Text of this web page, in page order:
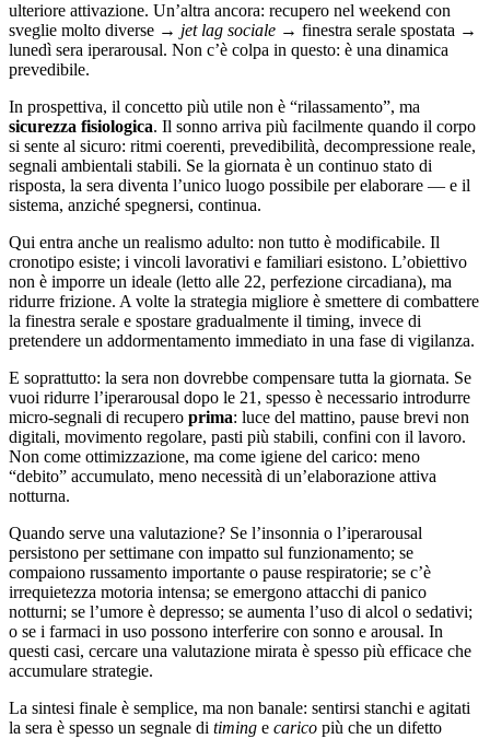
ulteriore attivazione. Un’altra ancora: recupero nel weekend con
sveglie molto diverse → jet lag sociale → finestra serale spostata →
lunedì sera iperarousal. Non c’è colpa in questo: è una dinamica
prevedibile.
In prospettiva, il concetto più utile non è “rilassamento”, ma
sicurezza fisiologica. Il sonno arriva più facilmente quando il corpo
si sente al sicuro: ritmi coerenti, prevedibilità, decompressione reale,
segnali ambientali stabili. Se la giornata è un continuo stato di
risposta, la sera diventa l’unico luogo possibile per elaborare — e il
sistema, anziché spegnersi, continua.
Qui entra anche un realismo adulto: non tutto è modificabile. Il
cronotipo esiste; i vincoli lavorativi e familiari esistono. L’obiettivo
non è imporre un ideale (letto alle 22, perfezione circadiana), ma
ridurre frizione. A volte la strategia migliore è smettere di combattere
la finestra serale e spostare gradualmente il timing, invece di
pretendere un addormentamento immediato in una fase di vigilanza.
E soprattutto: la sera non dovrebbe compensare tutta la giornata. Se
vuoi ridurre l’iperarousal dopo le 21, spesso è necessario introdurre
micro-segnali di recupero prima: luce del mattino, pause brevi non
digitali, movimento regolare, pasti più stabili, confini con il lavoro.
Non come ottimizzazione, ma come igiene del carico: meno
“debito” accumulato, meno necessità di un’elaborazione attiva
notturna.
Quando serve una valutazione? Se l’insonnia o l’iperarousal
persistono per settimane con impatto sul funzionamento; se
compaiono russamento importante o pause respiratorie; se c’è
irrequietezza motoria intensa; se emergono attacchi di panico
notturni; se l’umore è depresso; se aumenta l’uso di alcol o sedativi;
o se i farmaci in uso possono interferire con sonno e arousal. In
questi casi, cercare una valutazione mirata è spesso più efficace che
accumulare strategie.
La sintesi finale è semplice, ma non banale: sentirsi stanchi e agitati
la sera è spesso un segnale di timing e carico più che un difetto